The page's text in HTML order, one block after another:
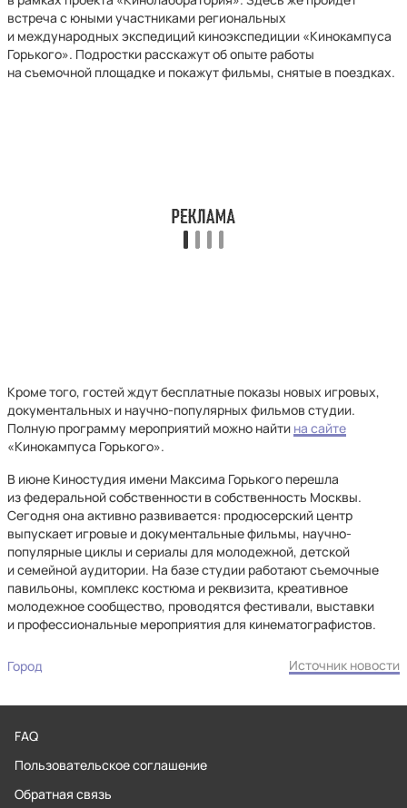
встреча с юными участниками региональных
и международных экспедиций киноэкспедиции «Кинокампуса
Горького». Подростки расскажут об опыте работы
на съемочной площадке и покажут фильмы, снятые в поездках.
Кроме того, гостей ждут бесплатные показы новых игровых,
документальных и научно-популярных фильмов студии.
Полную программу мероприятий можно найти на сайте
«Кинокампуса Горького».
В июне Киностудия имени Максима Горького перешла
из федеральной собственности в собственность Москвы.
Сегодня она активно развивается: продюсерский центр
выпускает игровые и документальные фильмы, научно-
популярные циклы и сериалы для молодежной, детской
и семейной аудитории. На базе студии работают съемочные
павильоны, комплекс костюма и реквизита, креативное
молодежное сообщество, проводятся фестивали, выставки
и профессиональные мероприятия для кинематографистов.
Город Источник новости
FAQ
Пользовательское соглашение
Обратная связь